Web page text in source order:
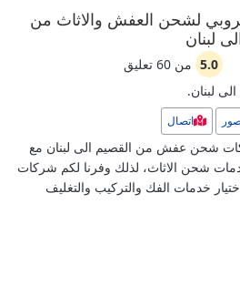
لشحن العفش والاثاث من
لبنان
5.0 من 60 تعليق
لبنان.
اتصال
شحن عفش من القصيم الى لبنان مع
شحن الاثاث، لذلك وفرنا لكم شركات
خدمات الفك والتركيب والتغليف